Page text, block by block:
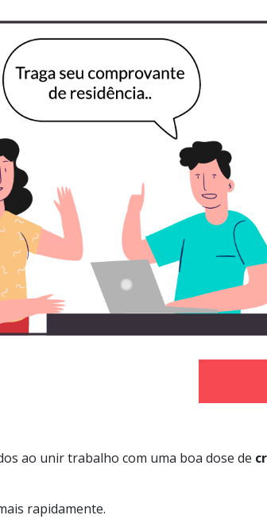
ao unir trabalho com uma boa dose de
rapidamente.